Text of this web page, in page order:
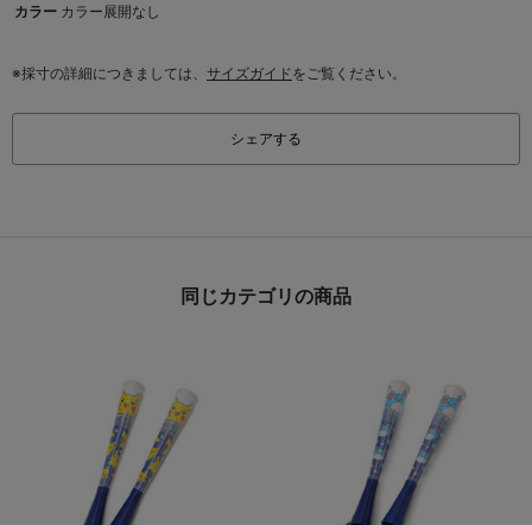
カラー カラー展開なし
※採寸の詳細につきましては、 サイズガイドをご覧ください。
シェアする
同じカテゴリの商品